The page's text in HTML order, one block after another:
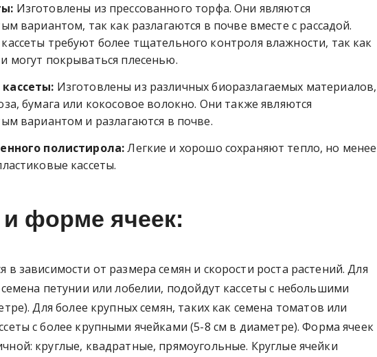
Изготовлены из прессованного торфа. Они являются
вариантом, так как разлагаются в почве вместе с рассадой.
требуют более тщательного контроля влажности, так как
могут покрываться плесенью.
Изготовлены из различных биоразлагаемых материалов,
бумага или кокосовое волокно. Они также являются
вариантом и разлагаются в почве.
полистирола:Легкие и хорошо сохраняют тепло, но менее
кассеты.
форме ячеек:
в зависимости от размера семян и скорости роста растений. Для
петунии или лобелии, подойдут кассеты с небольшими
Для более крупных семян, таких как семена томатов или
с более крупными ячейками (5-8 см в диаметре). Форма ячеек
круглые, квадратные, прямоугольные. Круглые ячейки